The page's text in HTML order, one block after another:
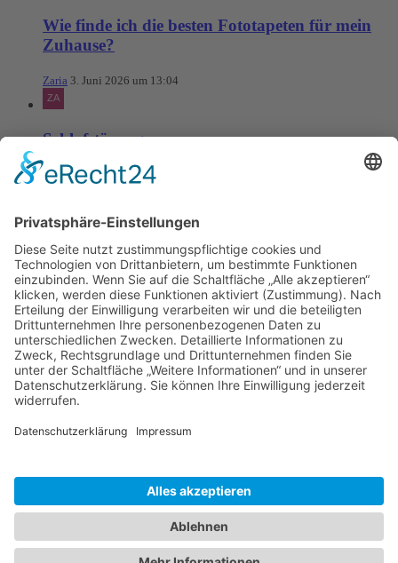
Wie finde ich die besten Fototapeten für mein
Zuhause?
Zaria 3. Juni 2026 um 13:04
Schlafstörungen
Zaria 3. Juni 2026 um 13:03
Ms word to PDF
Manuellsen 28. Mai 2026 um 10:31
Künstliche Intelligenz in der
Plattformentwicklung
MasonOgden 24. August 2025 um 10:58
Was habt ihr euch zuletzt gekauft?
LarsKlars 3. März 2025 um 10:08
Kontakt
Datenschutzerklärung